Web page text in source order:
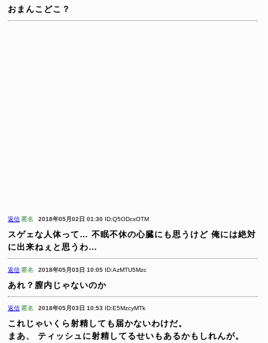
おまんこどこ？
返信 匿名 2018年05月02日 01:30 ID:Q5ODcxOTM
スゲェな人体って… 不眠不休の心臓にも思うけど 俺には絶対
に出来ねぇと思うわ…
返信 匿名 2018年05月03日 10:05 ID:AzMTU5Mzc
あれ？膣内じゃないのか
返信 匿名 2018年05月03日 10:53 ID:E5MzcyMTk
これじゃいくら射精しても届かないわけだ。
まあ、
ティッシュに射精してるせいもあるかもしれんが。